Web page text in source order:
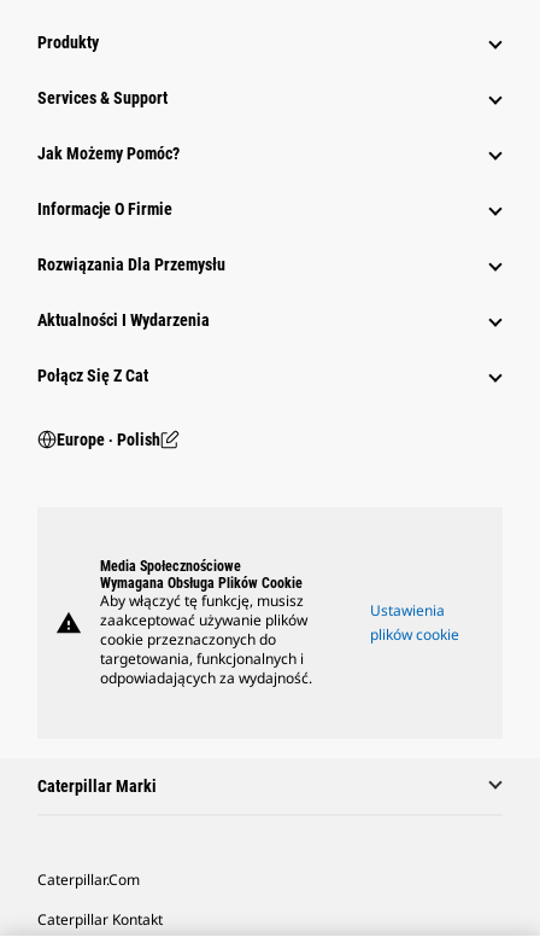
Produkty
Services & Support
Jak Możemy Pomóc?
Informacje O Firmie
Rozwiązania Dla Przemysłu
Aktualności I Wydarzenia
Połącz Się Z Cat
Europe ‧ Polish
warning
Media Społecznościowe
Wymagana Obsługa Plików Cookie
Aby włączyć tę funkcję, musisz
zaakceptować używanie plików
cookie przeznaczonych do
targetowania, funkcjonalnych i
odpowiadających za wydajność.
Ustawienia
plików cookie
Caterpillar Marki
Caterpillar.com
Caterpillar Kontakt